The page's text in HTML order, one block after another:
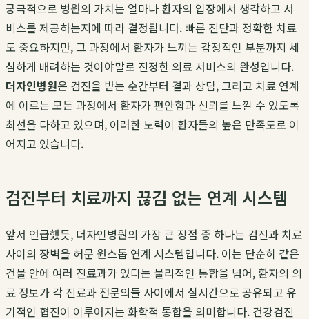
궁극적으로 병원의 가치는 얼마나 환자의 입장에서 생각하고 서
비스를 제공하는지에 따라 결정됩니다. 빠른 진단과 정확한 치료
도 중요하지만, 그 과정에서 환자가 느끼는 감정적인 부분까지 세
심하게 배려하는 것이야말로 진정한 의료 서비스의 완성입니다.
더자인병원은 검진을 받는 순간부터 결과 상담, 그리고 치료 연계
에 이르는 모든 과정에서 환자가 편안함과 신뢰를 느낄 수 있도록
최선을 다하고 있으며, 이러한 노력이 환자들의 높은 만족도로 이
어지고 있습니다.
검진부터 치료까지 끊김 없는 연계 시스템
앞서 언급했듯, 더자인병원의 가장 큰 장점 중 하나는 검진과 치료
사이의 장벽을 허문 원스톱 연계 시스템입니다. 이는 단순히 같은
건물 안에 여러 진료과가 있다는 물리적인 통합을 넘어, 환자의 의
료 정보가 각 진료과 전문의들 사이에서 실시간으로 공유되고 유
기적인 협진이 이루어지는 화학적 통합을 의미합니다. 건강검진